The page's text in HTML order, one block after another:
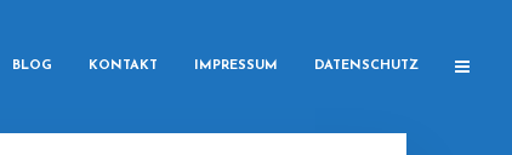
BLOG KONTAKT IMPRESSUM DATENSCHUTZ